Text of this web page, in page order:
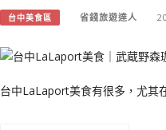
台中美食區 省錢旅遊達人
台中LaLaport美食有很多，尤其